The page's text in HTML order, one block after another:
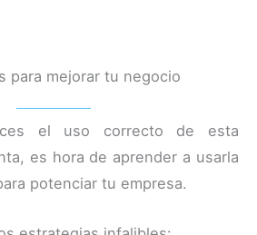
para mejorar tu negocio
el uso correcto de esta
es hora de aprender a usarla
potenciar tu empresa.